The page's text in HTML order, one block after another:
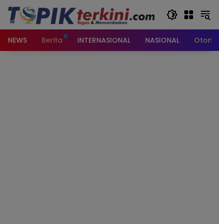
Langsung
konten
NEWS
Berita INTERNASIONAL NASIONAL